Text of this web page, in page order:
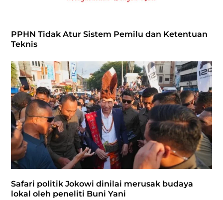
PPHN Tidak Atur Sistem Pemilu dan Ketentuan
Teknis
Safari politik Jokowi dinilai merusak budaya
lokal oleh peneliti Buni Yani